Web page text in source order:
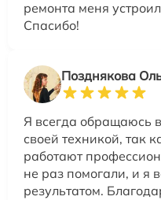
ремонта меня
Спасибо!
Позднякова
Я всегда обращаюсь в
своей техникой, так
работают
не раз помогали, и я
результатом.